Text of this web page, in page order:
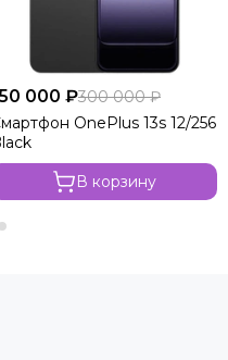
000 ₽300 000 ₽
OnePlus 13s 12/256
В корзину